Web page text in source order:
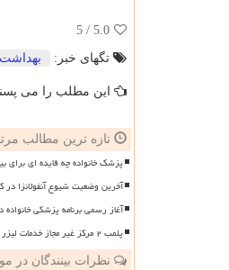
5.0
/ 5
تگهای خبر:
بهداشت
این مطلب را می
تازه ترین مطالب
پزشک خانواده چه فایده ای برای
آخرین وضعیت شیوع آنفولانزا در
آغاز رسمی برنامه پزشکی خانواده در ۲۰ شهر فاز
پلمب ۲ مرکز غیر مجاز خدمات لیزر و دندانپزشکی
نظرات بینندگان در